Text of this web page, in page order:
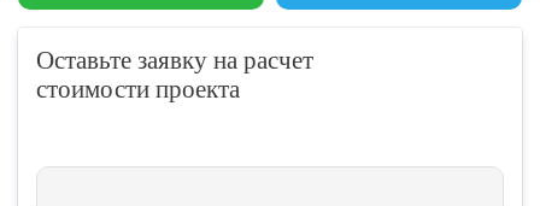
Оставьте заявку на расчет
стоимости проекта